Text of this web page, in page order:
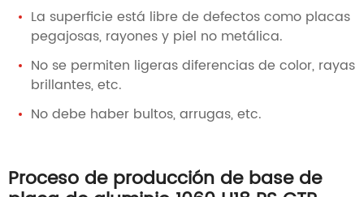
La superficie está libre de defectos como placas
pegajosas, rayones y piel no metálica.
No se permiten ligeras diferencias de color, rayas
brillantes, etc.
No debe haber bultos, arrugas, etc.
Proceso de producción de base de